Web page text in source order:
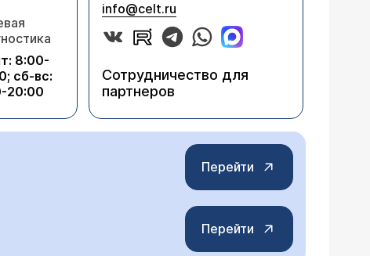
8:00-
сб-вс:
20:00
info@celt.ru
Сотрудничество для
партнеров
Перейти
Перейти